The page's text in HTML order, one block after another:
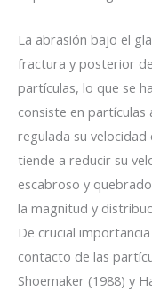
La abrasión bajo el
fractura y posterior
partículas, lo que se
consiste en partículas
regulada su
tiende a reducir su
escabroso y
la magnitud y
De crucial
contacto de las
Shoemaker (1988) y